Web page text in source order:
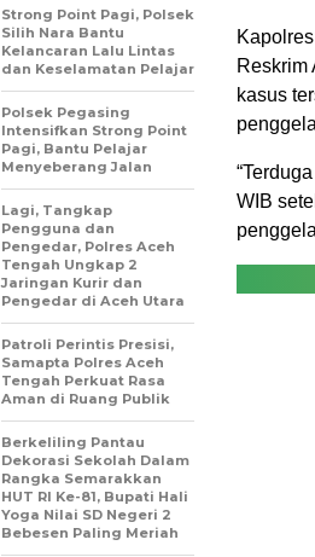
Reskrim
kasus
WIB
Strong Point Pagi, Polsek
Silih Nara Bantu
Kelancaran Lalu Lintas
dan Keselamatan Pelajar
Polsek Pegasing
Intensifkan Strong Point
Pagi, Bantu Pelajar
Menyeberang Jalan
Lagi, Tangkap
Pengguna dan
Pengedar, Polres Aceh
Tengah Ungkap 2
Jaringan Kurir dan
Pengedar di Aceh Utara
Patroli Perintis Presisi,
Samapta Polres Aceh
Tengah Perkuat Rasa
Aman di Ruang Publik
Berkeliling Pantau
Dekorasi Sekolah Dalam
Rangka Semarakkan
HUT RI Ke-81, Bupati Hali
Yoga Nilai SD Negeri 2
Bebesen Paling Meriah